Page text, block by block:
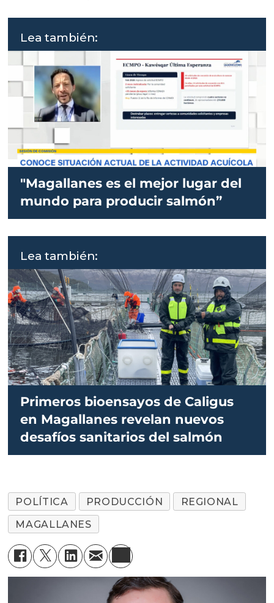
Lea también:
"Magallanes es el mejor lugar del
mundo para producir salmón”
Lea también:
Primeros bioensayos de Caligus
en Magallanes revelan nuevos
desafíos sanitarios del salmón
POLÍTICA PRODUCCIÓN
REGIONAL
MAGALLANES